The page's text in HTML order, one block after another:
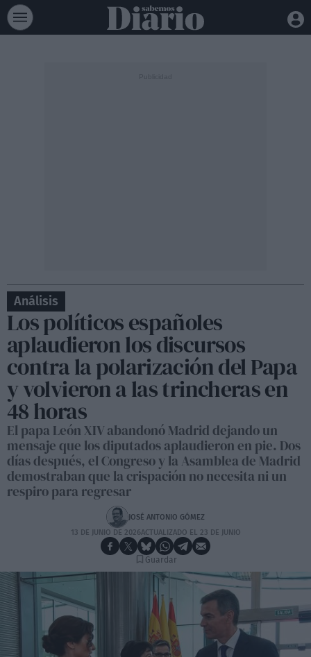
Análisis
Los políticos españoles
aplaudieron los discursos
contra la polarización del Papa
y volvieron a las trincheras en
48 horas
El papa León XIV abandonó Madrid dejando un
mensaje que los diputados aplaudieron en pie. Dos
días después, el Congreso y la Asamblea de Madrid
demostraban que la crispación no necesita ni un
respiro para regresar
JOSÉ ANTONIO GÓMEZ
13 DE JUNIO DE 2026ACTUALIZADO EL 23 DE JUNIO
Guardar